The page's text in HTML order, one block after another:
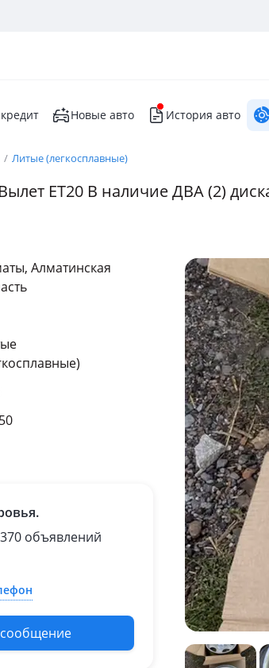
Новые авто История авто
Литые (легкосплавные)
ЕТ20 В наличие ДВА (2)
Алматинская
370 объявлений